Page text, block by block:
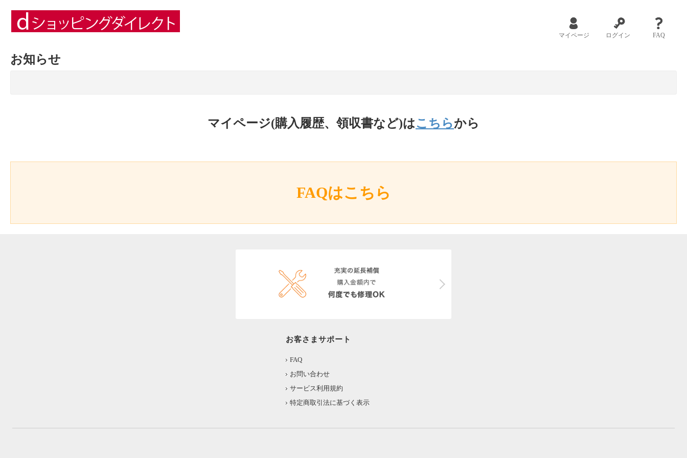
マイページ ログイン FAQ
お知らせ
マイページ(購入履歴、領収書など)はこちらから
FAQはこちら
お客さまサポート
FAQ
お問い合わせ
サービス利用規約
特定商取引法に基づく表示